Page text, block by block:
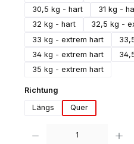
30,5 kg - hart
31 kg -
32 kg - hart
32,5 kg -
33 kg - extrem hart
34 kg - extrem hart
35 kg - extrem hart
Richtung
Längs
Quer